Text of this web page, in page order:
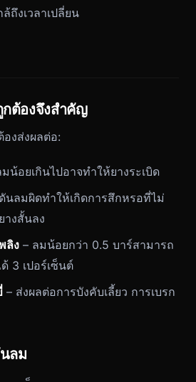
ถึงเวลาเปลี่ยน
ต้องจึงสำคัญ
งส่งผลต่อ:
น้อยเกินไปอาจทำให้ยางระเบิด
นลมผิดทำให้เกิดการสึกหรอที่ไม่
างสั้นลง
ลิง – ลมน้อยกว่า 0.5 บาร์สามารถ
3 เปอร์เซ็นต์
– ส่งผลต่อการบังคับเลี้ยว การเบรก
ลม